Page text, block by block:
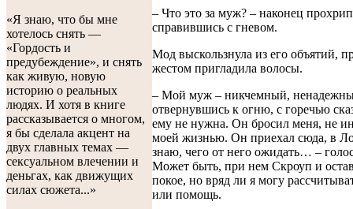
«Я знаю, что бы мне
хотелось снять —
«Гордость и
предубеждение», и снять
как живую, новую
историю о реальных
людях. И хотя в книге
рассказывается о многом,
я бы сделала акцент на
двух главных темах —
сексуальном влечении и
деньгах, как движущих
силах сюжета...»
– Что это за муж? – наконец
справившись с гневом.
Мод выскользнула из его объятий,
жестом пригладила волосы.
– Мой муж – никчемный,
отвернувшись к огню, с горечью
ему не нужна. Он бросил меня, не
моей жизнью. Он приехал сюда, в
знаю, чего от него ожидать… –
Может быть, при нем Скроуп и
покое, но вряд ли я могу
или помощь.